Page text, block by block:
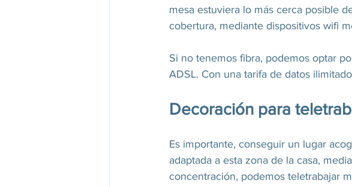
mesa estuviera lo más cerca posible
cobertura, mediante dispositivos wifi
Si no tenemos fibra, podemos optar
ADSL. Con una tarifa de datos
Decoración para
Es importante, conseguir un lugar
adaptada a esta zona de la casa,
concentración, podemos teletrabajar